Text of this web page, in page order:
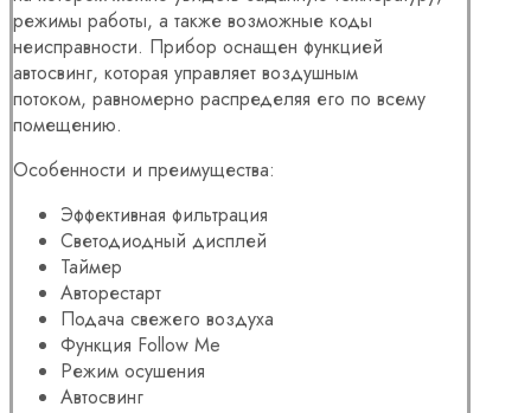
режимы работы, а также возможные коды
неисправности. Прибор оснащен функцией
автосвинг, которая управляет воздушным
потоком, равномерно распределяя его по всему
помещению.
Особенности и преимущества:
Эффективная фильтрация
Светодиодный дисплей
Таймер
Авторестарт
Подача свежего воздуха
Функция Follow Me
Режим осушения
Автосвинг